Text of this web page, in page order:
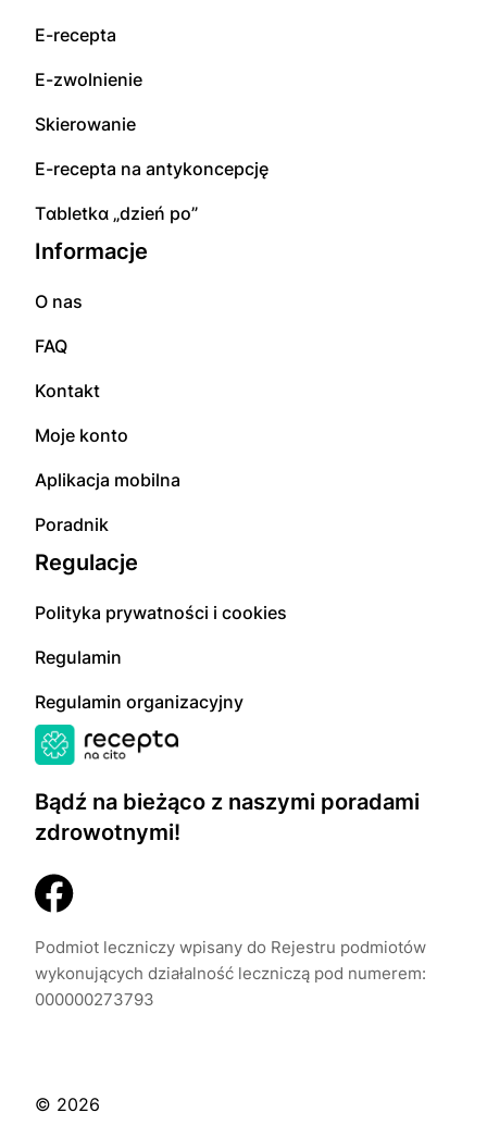
Bądź na bieżąco z naszymi poradami
zdrowotnymi!
Podmiot leczniczy wpisany do Rejestru podmiotów
wykonujących działalność leczniczą pod numerem:
000000273793
E-rесерta
E-zwolnienie
Skierowanie
E-rесерta na аntуkоnсерсję
Tɑbletkɑ „dzień po”
Informacje
O nas
FAQ
Kontakt
Moje konto
Aplikacja mobilna
Poradnik
Regulacje
Polityka prywatności i cookies
Regulamin
Regulamin organizacyjny
© 2026